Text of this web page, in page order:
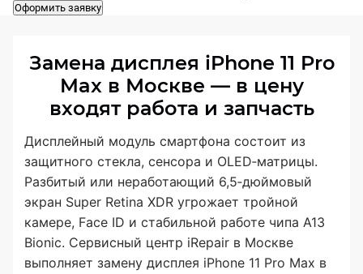
Оформить заявку
Замена дисплея iPhone 11 Pro
Max в Москве — в цену
входят работа и запчасть
Дисплейный модуль смартфона состоит из
защитного стекла, сенсора и OLED‑матрицы.
Разбитый или неработающий 6,5‑дюймовый
экран Super Retina XDR угрожает тройной
камере, Face ID и стабильной работе чипа A13
Bionic. Сервисный центр iRepair в Москве
выполняет замену дисплея iPhone 11 Pro Max в